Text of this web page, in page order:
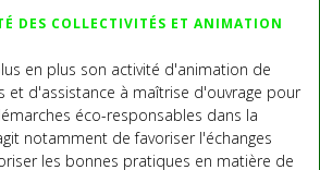
DES COLLECTIVITÉS ET ANIMATION
en plus son activité d'animation de
et d'assistance à maîtrise d'ouvrage pour
éco-responsables dans la
notamment de favoriser l'échanges
les bonnes pratiques en matière de